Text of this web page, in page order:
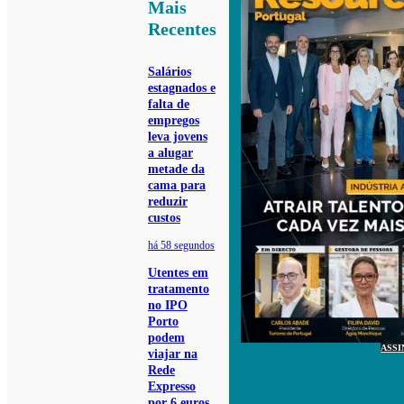
Mais
Recentes
Salários
estagnados e
falta de
empregos
leva jovens
a alugar
metade da
cama para
reduzir
custos
há 58 segundos
Utentes em
tratamento
no IPO
Porto
podem
viajar na
Rede
Expresso